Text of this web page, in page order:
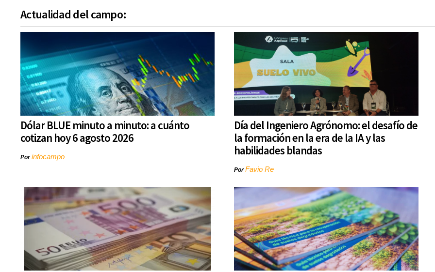
Actualidad del campo:
Dólar BLUE minuto a minuto: a cuánto
cotizan hoy 6 agosto 2026
Porinfocampo
Día del Ingeniero Agrónomo: el desafío de
la formación en la era de la IA y las
habilidades blandas
PorFavio Re